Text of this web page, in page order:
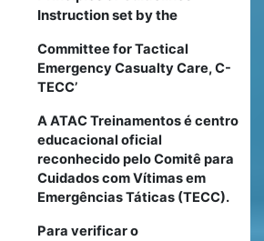
Instruction set by the
Committee for Tactical
Emergency Casualty Care, C-
TECC’
A ATAC Treinamentos é centro
educacional oficial
reconhecido pelo Comitê para
Cuidados com Vítimas em
Emergências Táticas (TECC).
Para verificar o